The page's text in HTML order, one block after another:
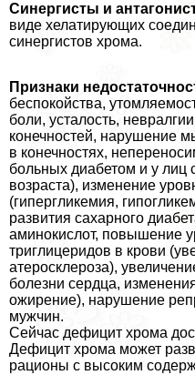
Синергисты и
виде хелатирующих
синергистов хрома.
Признаки
беспокойства,
боли, усталость,
конечностей, нарушение
в конечностях,
больных диабетом и у лиц
возраста), изменение
(гипергликемия,
развития сахарного
аминокислот, повышение
триглицеридов в крови
атеросклероза),
болезни сердца,
ожирение), нарушение
мужчин.
Сейчас дефицит хрома
Дефицит хрома может
рационы с высоким